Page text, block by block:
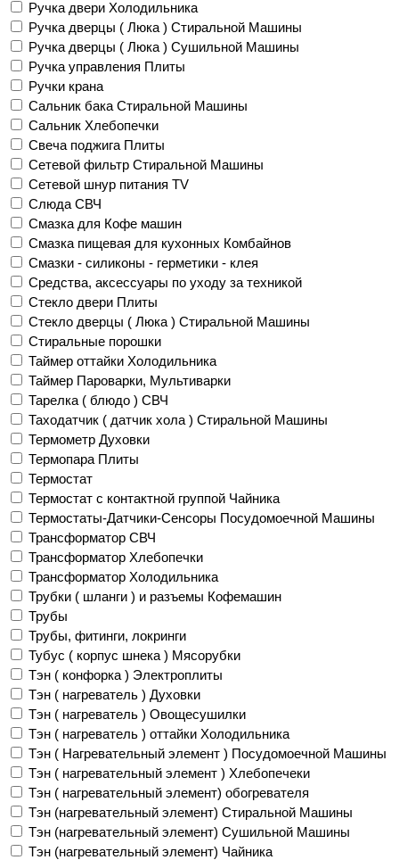
Ручка двери Холодильника
Ручка дверцы ( Люка ) Стиральной Машины
Ручка дверцы ( Люка ) Сушильной Машины
Ручка управления Плиты
Ручки крана
Сальник бака Стиральной Машины
Сальник Хлебопечки
Свеча поджига Плиты
Сетевой фильтр Стиральной Машины
Сетевой шнур питания TV
Слюда СВЧ
Смазка для Кофе машин
Смазка пищевая для кухонных Комбайнов
Смазки - силиконы - герметики - клея
Средства, аксессуары по уходу за техникой
Стекло двери Плиты
Стекло дверцы ( Люка ) Стиральной Машины
Стиральные порошки
Таймер оттайки Холодильника
Таймер Пароварки, Мультиварки
Тарелка ( блюдо ) СВЧ
Таходатчик ( датчик хола ) Стиральной Машины
Термометр Духовки
Термопара Плиты
Термостат
Термостат с контактной группой Чайника
Термостаты-Датчики-Сенсоры Посудомоечной Машины
Трансформатор СВЧ
Трансформатор Хлебопечки
Трансформатор Холодильника
Трубки ( шланги ) и разъемы Кофемашин
Трубы
Трубы, фитинги, локринги
Тубус ( корпус шнека ) Мясорубки
Тэн ( конфорка ) Электроплиты
Тэн ( нагреватель ) Духовки
Тэн ( нагреватель ) Овощесушилки
Тэн ( нагреватель ) оттайки Холодильника
Тэн ( Нагревательный элемент ) Посудомоечной Машины
Тэн ( нагревательный элемент ) Хлебопечеки
Тэн ( нагревательный элемент) обогревателя
Тэн (нагревательный элемент) Стиральной Машины
Тэн (нагревательный элемент) Сушильной Машины
Тэн (нагревательный элемент) Чайника